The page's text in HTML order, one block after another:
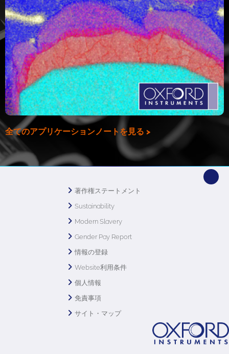
全てのアプリケーションノートを見る >
著作権ステートメント
Sustainability
Modern Slavery
Gender Pay Report
情報の登録
Website利用条件
個人情報
免責事項
サイト・マップ